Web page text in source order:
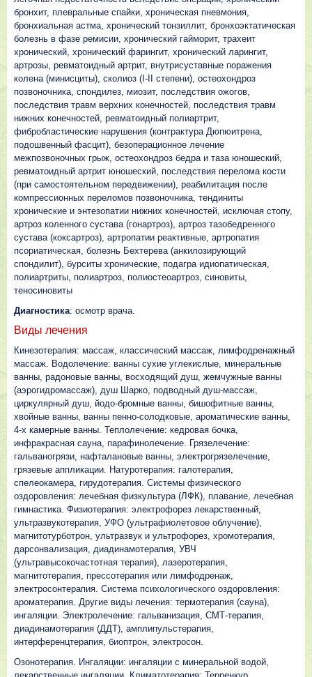
бронхит, плевральные спайки, хроническая пневмония,
бронхиальная астма, хронический тонзиллит, бронхоэктатическая
болезнь в фазе ремисии, хронический гайморит, трахеит
хронический, хронический фарингит, хронический ларингит,
артрозы, ревматоидный артрит, внутрисуставные поражения
колена (минисциты), сколиоз (I-II степени), остеохондроз
позвоночника, спондилез, миозит, последствия ожогов,
последствия травм верхних конечностей, последствия травм
нижних конечностей, ревматоидный полиартрит,
фибробластические нарушения (контрактура Дюпюитрена,
подошвенный фасцит), безоперационное лечение
межпозвоночных грыж, остеохондроз бедра и таза юношеский,
ревматоидный артрит юношеский, последствия перелома кости
(при самостоятельном передвижении), реабилитация после
компрессионных переломов позвоночника, тендиниты
хронические и энтезопатии нижних конечностей, исключая стопу,
артроз коленного сустава (гонартроз), артроз тазобедренного
сустава (коксартроз), артропатии реактивные, артропатия
псориатическая, болезнь Бехтерева (анкилозирующий
спондилит), бурситы хронические, подагра идиопатическая,
полиартриты, полиартроз, полиостеоартроз, синовиты,
теносиновиты
Диагностика: осмотр врача.
Виды лечения
Кинезотерапия: массаж, классический массаж, лимфодренажный
массаж. Водолечение: ванны сухие углекислые, минеральные
ванны, радоновые ванны, восходящий душ, жемчужные ванны
(аэрогидромассаж), душ Шарко, подводный душ-массаж,
циркулярный душ, йодо-бромные ванны, бишофитные ванны,
хвойные ванны, ванны пенно-солодковые, ароматические ванны,
4-х камерные ванны. Теплолечение: кедровая бочка,
инфракрасная сауна, парафинолечение. Грязелечение:
гальваногрязи, нафталановые ванны, электрогрязелечение,
грязевые аппликации. Натуротерапия: галотерапия,
спелеокамера, гирудотерапия. Системы физического
оздоровления: лечебная физкультура (ЛФК), плавание, лечебная
гимнастика. Физиотерапия: электрофорез лекарственный,
ультразвукотерапия, УФО (ультрафиолетовое облучение),
магнитотурботрон, ультразвук и ультрофорез, хромотерапия,
дарсонвализация, диадинамотерапия, УВЧ
(ультравысокочастотная терапия), лазеротерапия,
магнитотерапия, прессотерапия или лимфодренаж,
электросонтерапия. Система психологического оздоровления:
ароматерапия. Другие виды лечения: термотерапия (сауна),
ингаляции. Электролечение: гальванизация, СМТ-терапия,
диадинамотерапия (ДДТ), амплипульстерапия,
интерференцтерапия, биоптрон, электросон.
Озонотерапия. Ингаляции: ингаляции с минеральной водой,